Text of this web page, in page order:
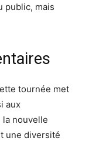
public, mais
tournée met
aux
la nouvelle
une diversité